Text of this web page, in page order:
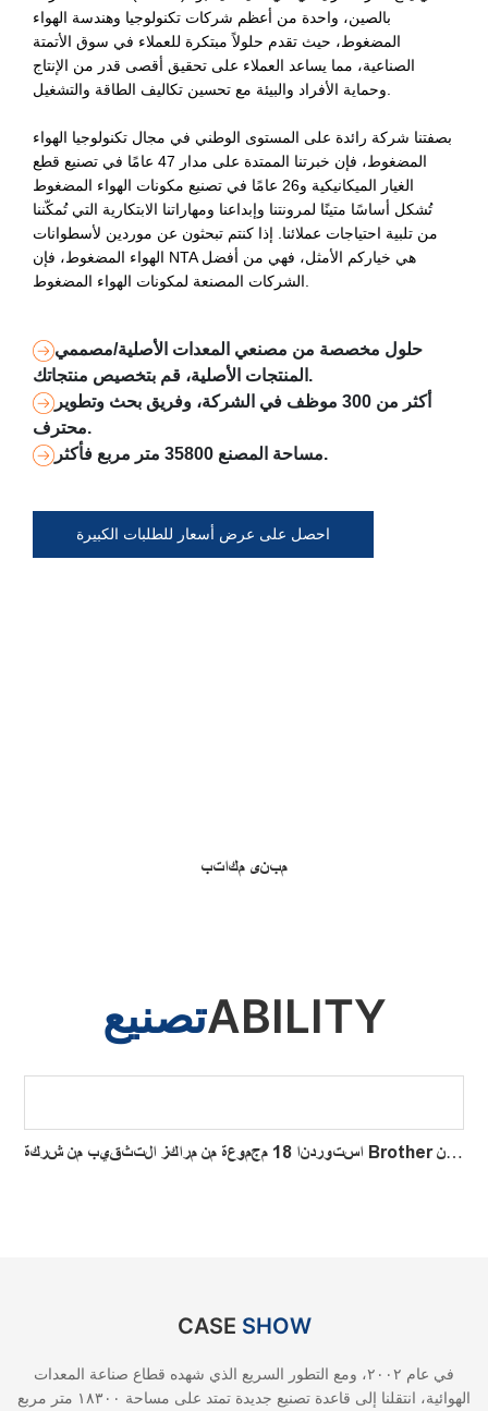
بالصين، واحدة من أعظم شركات تكنولوجيا وهندسة الهواء
المضغوط، حيث تقدم حلولاً مبتكرة للعملاء في سوق الأتمتة
الصناعية، مما يساعد العملاء على تحقيق أقصى قدر من الإنتاج
بصفتنا شركة رائدة على المستوى الوطني في مجال تكنولوجيا الهواء
المضغوط، فإن خبرتنا الممتدة على مدار 47 عامًا في تصنيع قطع
الغيار الميكانيكية و26 عامًا في تصنيع مكونات الهواء المضغوط
تُشكل أساسًا متينًا لمرونتنا وإبداعنا ومهاراتنا الابتكارية التي تُمكّننا
من تلبية احتياجات عملائنا. إذا كنتم تبحثون عن موردين لأسطوانات
الهواء المضغوط، فإن NTA هي خياركم الأمثل، فهي من أفضل
حلول مخصصة من مصنعي المعدات الأصلية/مصممي
المنتجات الأصلية، قم بتخصيص منتجاتك.
أكثر من 300 موظف في الشركة، وفريق بحث وتطوير
محترف.
مساحة المصنع 35800 متر مربع فأكثر.
احصل على عرض أسعار للطلبات الكبيرة
مبنى مكاتب
تصنيعABILITY
استوردنا 18 مجموعة من مراكز التثقيب من شركة Brother من
CASE SHOW
في عام ٢٠٠٢، ومع التطور السريع الذي شهده قطاع صناعة المعدات
الهوائية، انتقلنا إلى قاعدة تصنيع جديدة تمتد على مساحة ١٨٣٠٠ متر مربع